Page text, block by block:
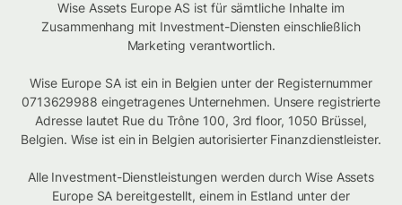
Wise Assets Europe AS ist für sämtliche Inhalte im
Zusammenhang mit Investment-Diensten einschließlich
Marketing verantwortlich.
Wise Europe SA ist ein in Belgien unter der Registernummer
0713629988 eingetragenes Unternehmen. Unsere registrierte
Adresse lautet Rue du Trône 100, 3rd floor, 1050 Brüssel,
Belgien. Wise ist ein in Belgien autorisierter Finanzdienstleister.
Alle Investment-Dienstleistungen werden durch Wise Assets
Europe SA bereitgestellt, einem in Estland unter der